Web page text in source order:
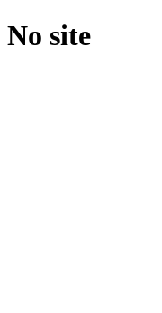
No site